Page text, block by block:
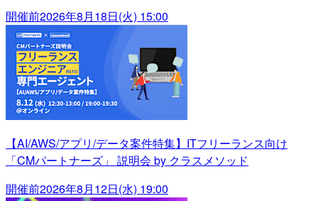
開催前2026年8月18日(火) 15:00
【AI/AWS/アプリ/データ案件特集】ITフリーランス向け
「CMパートナーズ」 説明会 by クラスメソッド
開催前2026年8月12日(水) 19:00